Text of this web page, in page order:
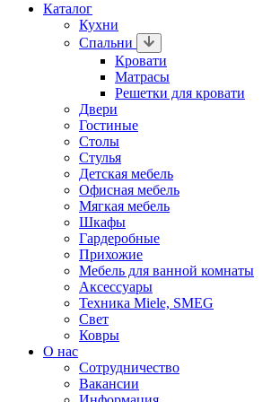
Каталог
Кухни
Спальни
Кровати
Матрасы
Решетки для кровати
Двери
Гостиные
Столы
Стулья
Детская мебель
Офисная мебель
Мягкая мебель
Шкафы
Гардеробные
Прихожие
Мебель для ванной комнаты
Аксессуары
Техника Miele, SMEG
Свет
Ковры
О нас
Сотрудничество
Вакансии